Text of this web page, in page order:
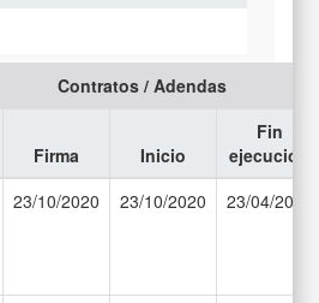
Contratos / Adendas
Firma Inicio
Fin
ejecución
23/10/2020 23/10/2020 23/04/2021